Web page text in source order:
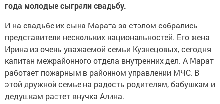
года молодые сыграли свадьбу.
И на свадьбе их сына Марата за столом собрались
представители нескольких национальностей. Его жена
Ирина из очень уважаемой семьи Кузнецовых, сегодня
капитан межрайонного отдела внутренних дел. А Марат
работает пожарным в районном управлении МЧС. В
этой дружной семье на радость родителям, бабушкам и
дедушкам растет внучка Алина.